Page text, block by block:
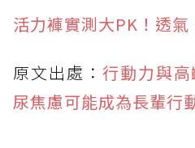
活力褲實測大PK！透氣
原文出處： 行動力與
尿焦慮可能成為長輩行